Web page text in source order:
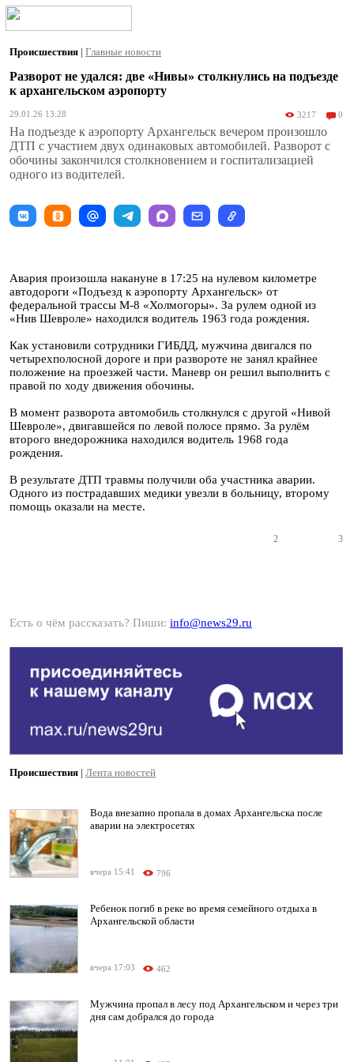
Происшествия | Главные новости
Разворот не удался: две «Нивы» столкнулись на подъезде
к архангельском аэропорту
29.01.26 13:28 3217 0
На подъезде к аэропорту Архангельск вечером произошло
ДТП с участием двух одинаковых автомобилей. Разворот с
обочины закончился столкновением и госпитализацией
одного из водителей.
Авария произошла накануне в 17:25 на нулевом километре
автодороги «Подъезд к аэропорту Архангельск» от
федеральной трассы М-8 «Холмогоры». За рулем одной из
«Нив Шевроле» находился водитель 1963 года рождения.
Как установили сотрудники ГИБДД, мужчина двигался по
четырехполосной дороге и при развороте не занял крайнее
положение на проезжей части. Маневр он решил выполнить с
правой по ходу движения обочины.
В момент разворота автомобиль столкнулся с другой «Нивой
Шевроле», двигавшейся по левой полосе прямо. За рулём
второго внедорожника находился водитель 1968 года
рождения.
В результате ДТП травмы получили оба участника аварии.
Одного из пострадавших медики увезли в больницу, второму
помощь оказали на месте.
2 3
Есть о чём рассказать? Пиши: info@news29.ru
Происшествия | Лента новостей
Вода внезапно пропала в домах Архангельска после
аварии на электросетях
вчера 15:41 796
Ребенок погиб в реке во время семейного отдыха в
Архангельской области
вчера 17:03 462
Мужчина пропал в лесу под Архангельском и через три
дня сам добрался до города